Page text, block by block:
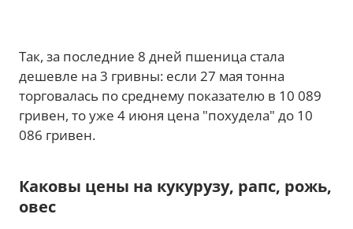
Так, за последние 8 дней пшеница стала
дешевле на 3 гривны: если 27 мая тонна
торговалась по среднему показателю в 10 089
гривен, то уже 4 июня цена "похудела" до 10
086 гривен.
Каковы цены на кукурузу, рапс, рожь,
овес